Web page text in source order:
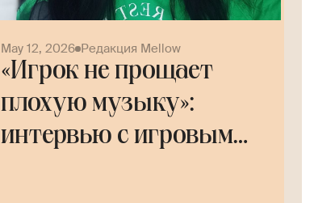
May 12, 2026 Редакция Mellow
«Игрок не прощает
плохую музыку»:
интервью с игровым